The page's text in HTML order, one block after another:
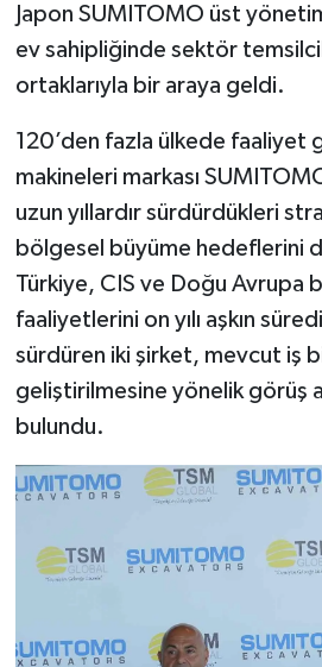
Japon SUMITOMO üst
ev sahipliğinde sektör
ortaklarıyla bir araya geldi.
120’den fazla ülkede faaliyet
makineleri markası
uzun yıllardır sürdürdükleri
bölgesel büyüme hedeflerini
Türkiye, CIS ve Doğu Avrupa
faaliyetlerini on yılı aşkın
sürdüren iki şirket, mevcut iş
geliştirilmesine yönelik görüş
bulundu.